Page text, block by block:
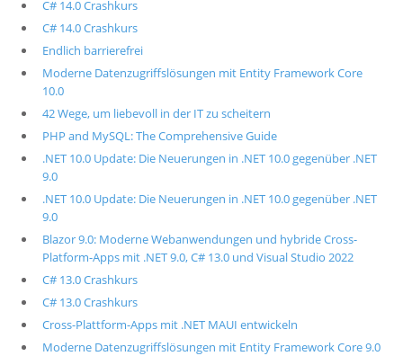
C# 14.0 Crashkurs
C# 14.0 Crashkurs
Endlich barrierefrei
Moderne Datenzugriffslösungen mit Entity Framework Core
10.0
42 Wege, um liebevoll in der IT zu scheitern
PHP and MySQL: The Comprehensive Guide
.NET 10.0 Update: Die Neuerungen in .NET 10.0 gegenüber .NET
9.0
.NET 10.0 Update: Die Neuerungen in .NET 10.0 gegenüber .NET
9.0
Blazor 9.0: Moderne Webanwendungen und hybride Cross-
Platform-Apps mit .NET 9.0, C# 13.0 und Visual Studio 2022
C# 13.0 Crashkurs
C# 13.0 Crashkurs
Cross-Plattform-Apps mit .NET MAUI entwickeln
Moderne Datenzugriffslösungen mit Entity Framework Core 9.0